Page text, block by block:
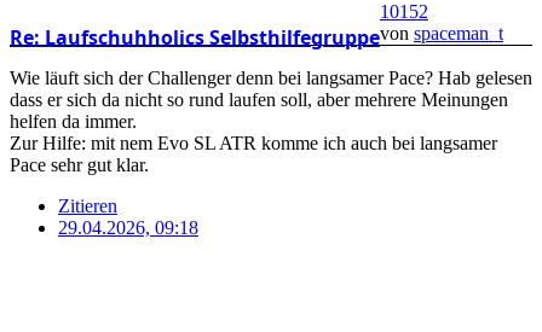
Re: Laufschuhholics Selbsthilfegruppe
10152
von spaceman_t
Wie läuft sich der Challenger denn bei langsamer Pace? Hab gelesen
dass er sich da nicht so rund laufen soll, aber mehrere Meinungen
helfen da immer.
Zur Hilfe: mit nem Evo SL ATR komme ich auch bei langsamer
Pace sehr gut klar.
Zitieren
29.04.2026, 09:18